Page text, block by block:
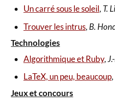
Un carré sous le soleil, T.
Trouver les intrus, B.
Technologies
Algorithmique et Ruby,
LaTeX, un peu, beaucoup,
Jeux et concours